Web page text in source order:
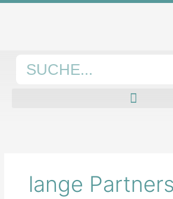
Zum
lange